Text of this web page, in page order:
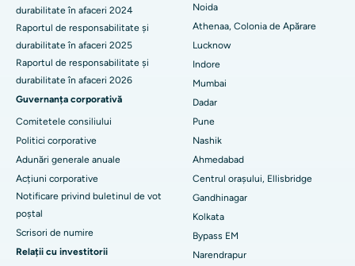
Cel mai bun spital din Seshadripuram, Bangalore
Cel mai bun spital din Waltair Main Road, Visakhapatnam
Cel mai bun spital din Subhash Nagar Road, Karimnagar
Cel mai bun spital din Managari, Karaikudi
Cel mai bun spital din Arepally, Warangal
Cel mai bun spital din colonia Arera, Bhopal
Cel mai bun spital din Jayanagar, Bangalore
Cel mai bun spital din KK Nagar, Madurai
durabilitate în afaceri 2024
Raportul de responsabilitate și
durabilitate în afaceri 2025
Raportul de responsabilitate și
durabilitate în afaceri 2026
Guvernanța corporativă
Comitetele consiliului
Politici corporative
Adunări generale anuale
Acțiuni corporative
Notificare privind buletinul de vot
poștal
Scrisori de numire
Relații cu investitorii
Noida
Athenaa, Colonia de Apărare
Lucknow
Indore
Mumbai
Dadar
Pune
Nashik
Ahmedabad
Centrul orașului, Ellisbridge
Gandhinagar
Kolkata
Bypass EM
Narendrapur